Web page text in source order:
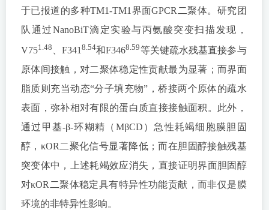
于已报道的多种TM1-TM1界面GPCR二聚体。研究团
队通过NanoBiT滴定实验与丙氨酸突变扫描发现，
V751.48 、F3418.54和F3468.59等关键疏水残基直接参与
原体间接触，对二聚体稳定性贡献最为显著；而界面
脂质则充当动态“分子填充物”，桥接两个原体的疏水
表面，弥补相对有限的蛋白质直接接触面积。此外，
通过甲基-β-环糊精（MβCD）急性耗竭细胞膜胆固
醇，κOR二聚化信号显著降低；而在胆固醇接触残基
突变体中，上述耗竭效应消失，直接证明界面胆固醇
对κOR二聚体稳定具有特异性功能贡献，而非仅是膜
环境的非特异性影响。